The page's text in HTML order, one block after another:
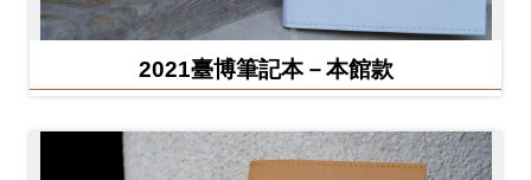
2021臺博筆記本－本館款